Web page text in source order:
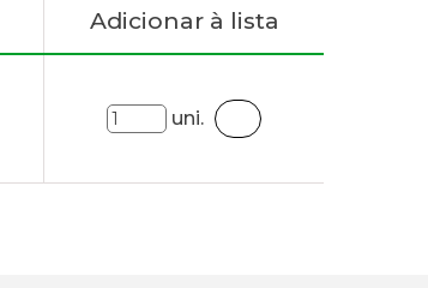
Adicionar à lista
uni.